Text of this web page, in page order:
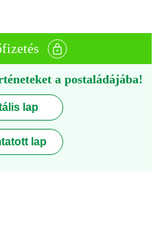
a postaládájába!
lap
lap